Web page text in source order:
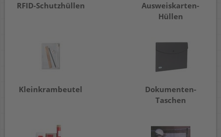
RFID-Schutzhüllen
Ausweiskarten-
Hüllen
Kleinkrambeutel
Dokumenten-
Taschen